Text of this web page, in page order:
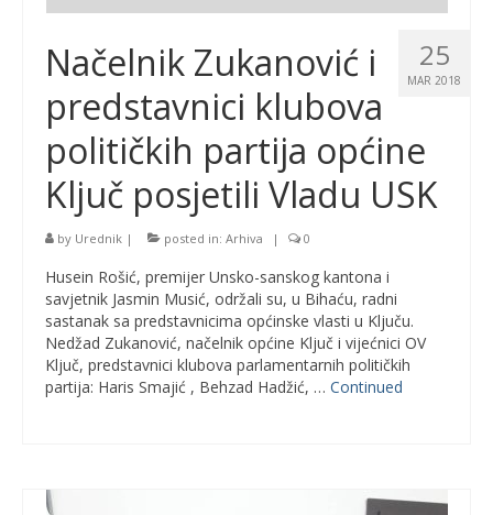
25
MAR 2018
Načelnik Zukanović i
predstavnici klubova
političkih partija općine
Ključ posjetili Vladu USK
by Urednik | posted in: Arhiva | 0
Husein Rošić, premijer Unsko-sanskog kantona i
savjetnik Jasmin Musić, održali su, u Bihaću, radni
sastanak sa predstavnicima općinske vlasti u Ključu.
Nedžad Zukanović, načelnik općine Ključ i vijećnici OV
Ključ, predstavnici klubova parlamentarnih političkih
partija: Haris Smajić , Behzad Hadžić, … Continued